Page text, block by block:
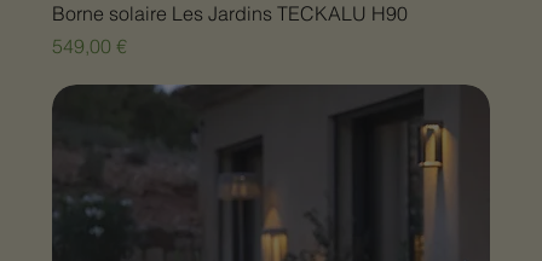
Borne solaire Les Jardins TECKALU H90
Prix
549,00 €